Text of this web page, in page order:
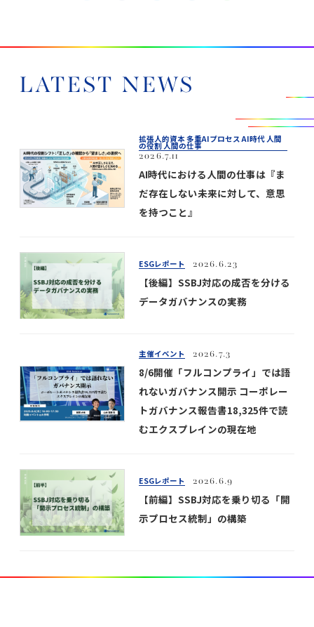
LATEST NEWS
拡張人的資本 多重AIプロセス AI時代 人間
の役割 人間の仕事
2026.7.11
AI時代における人間の仕事は『ま
だ存在しない未来に対して、意思
を持つこと』
ESGレポート 2026.6.23
【後編】SSBJ対応の成否を分ける
データガバナンスの実務
主催イベント 2026.7.3
8/6開催「フルコンプライ」では語
れないガバナンス開示 コーポレー
トガバナンス報告書18,325件で読
むエクスプレインの現在地
ESGレポート 2026.6.9
【前編】SSBJ対応を乗り切る「開
示プロセス統制」の構築